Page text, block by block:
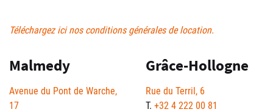
Téléchargez ici nos conditions générales de location.
Malmedy
Avenue du Pont de Warche,
17
Grâce-Hollogne
Rue du Terril, 6
T. +32 4 222 00 81